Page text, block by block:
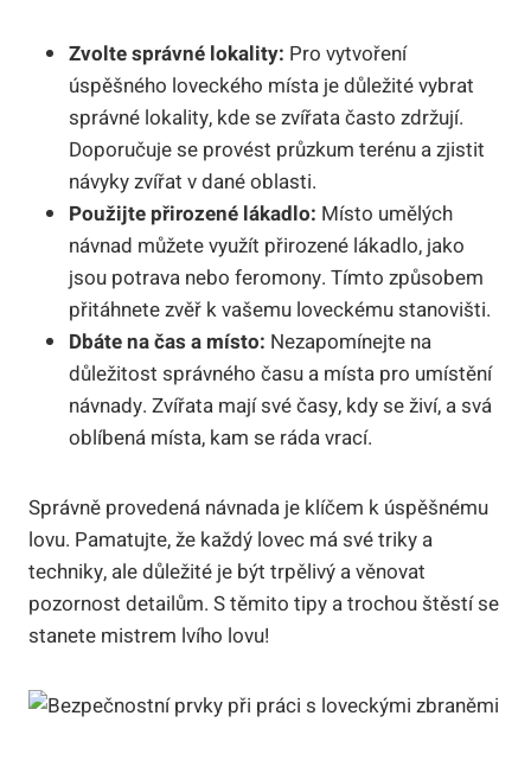
Zvolte správné lokality: Pro vytvoření
úspěšného loveckého místa je důležité vybrat
správné lokality, kde se zvířata často zdržují.
Doporučuje se provést průzkum terénu a zjistit
návyky zvířat v dané oblasti.
Použijte přirozené lákadlo: Místo umělých
návnad můžete využít přirozené lákadlo, jako
jsou potrava nebo feromony. Tímto způsobem
přitáhnete zvěř k vašemu loveckému stanovišti.
Dbáte na čas a místo: Nezapomínejte na
důležitost správného času a místa pro umístění
návnady. Zvířata mají své časy, kdy se živí, a svá
oblíbená místa, kam se ráda vrací.
Správně provedená návnada je klíčem k úspěšnému
lovu. Pamatujte, že každý lovec má své triky a
techniky, ale důležité je být trpělivý a věnovat
pozornost detailům. S těmito tipy a trochou štěstí se
stanete mistrem lvího lovu!